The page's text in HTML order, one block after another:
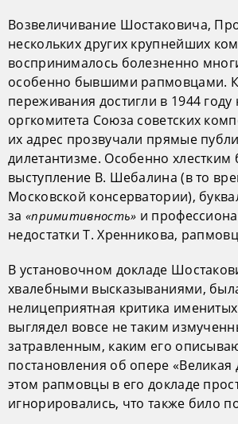
Возвеличивание Шостаковича,
нескольких других крупнейших
воспринималось болезненно
особенно бывшими рапмовцами.
переживания достигли в 1944
оргкомитета Союза советских
их адрес прозвучали прямые
дилетантизме. Особенно хлестким
выступление В. Шебалина (в то
Московской консерватории),
за «примитивность» и
недостатки Т. Хренникова,
В установочном докладе
хвалебными высказываниями,
нелицеприятная критика
выглядел вовсе не таким
затравленным, каким его
постановления об опере
этом рапмовцы в его докладе
игнорировались, что также било